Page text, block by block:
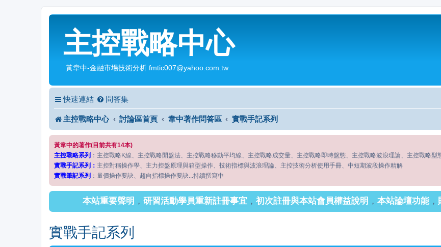
主控戰略中心
黃韋中-金融市場技術分析 fmtic007@yahoo.com.tw
快速連結 問答集
主控戰略中心 討論區首頁 韋中著作問答區 實戰手記系列
黃韋中的著作(目前共有14本)
主控戰略系列 ：主控戰略K線、主控戰略開盤法、主控戰略移動平均線、主控戰略成交量、主控戰略即時盤態、主控戰略波浪理論、主控戰略型
實戰手記系列： 主控對稱操作學、主力控盤原理與箱型操作、技術指標與波浪理論、主控技術分析使用手冊、中短期波段操作精解
實戰筆記系列 ：量價操作要訣、趨向指標操作要訣...持續撰寫中
本站重要聲明 ， 研習活動學員重新註冊事宜 ， 初次註冊與本站會員權益說明 ， 本站論壇功能，
實戰手記系列